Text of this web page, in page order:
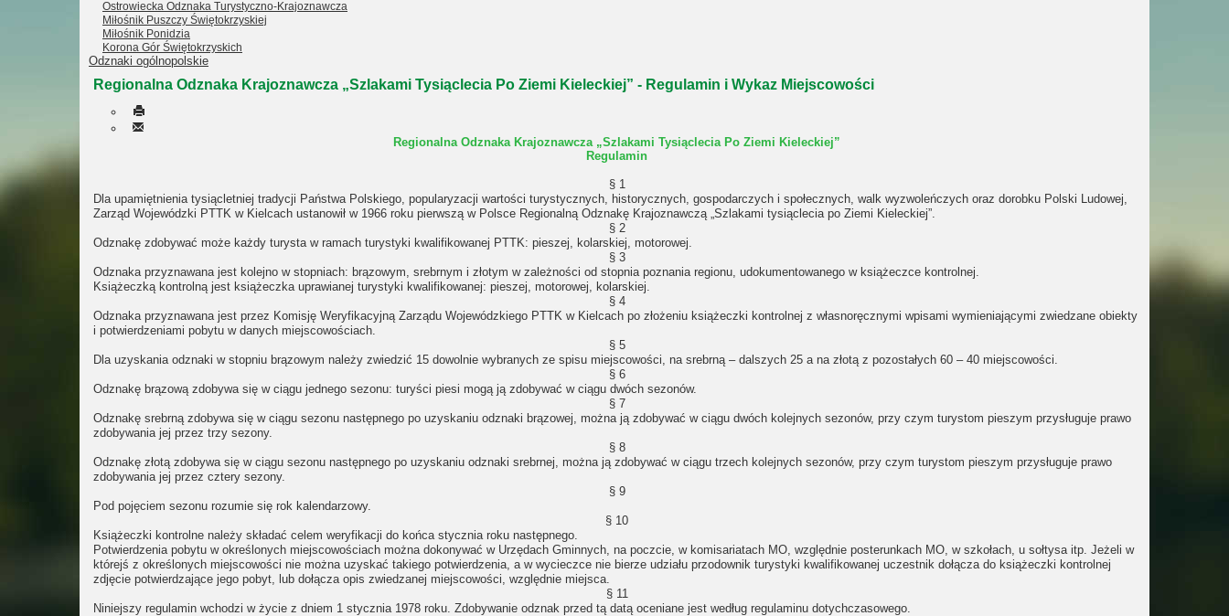
Ostrowiecka Odznaka Turystyczno-Krajoznawcza
Miłośnik Puszczy Świętokrzyskiej
Miłośnik Ponidzia
Korona Gór Świętokrzyskich
Odznaki ogólnopolskie
Regionalna Odznaka Krajoznawcza „Szlakami Tysiąclecia Po Ziemi Kieleckiej” - Regulamin i Wykaz Miejscowości
Regionalna Odznaka Krajoznawcza „Szlakami Tysiąclecia Po Ziemi Kieleckiej”
Regulamin
§ 1
Dla upamiętnienia tysiącletniej tradycji Państwa Polskiego, popularyzacji wartości turystycznych, historycznych, gospodarczych i społecznych, walk wyzwoleńczych oraz dorobku Polski Ludowej,
Zarząd Wojewódzki PTTK w Kielcach ustanowił w 1966 roku pierwszą w Polsce Regionalną Odznakę Krajoznawczą „Szlakami tysiąclecia po Ziemi Kieleckiej”.
§ 2
Odznakę zdobywać może każdy turysta w ramach turystyki kwalifikowanej PTTK: pieszej, kolarskiej, motorowej.
§ 3
Odznaka przyznawana jest kolejno w stopniach: brązowym, srebrnym i złotym w zależności od stopnia poznania regionu, udokumentowanego w książeczce kontrolnej.
Książeczką kontrolną jest książeczka uprawianej turystyki kwalifikowanej: pieszej, motorowej, kolarskiej.
§ 4
Odznaka przyznawana jest przez Komisję Weryfikacyjną Zarządu Wojewódzkiego PTTK w Kielcach po złożeniu książeczki kontrolnej z własnoręcznymi wpisami wymieniającymi zwiedzane obiekty
i potwierdzeniami pobytu w danych miejscowościach.
§ 5
Dla uzyskania odznaki w stopniu brązowym należy zwiedzić 15 dowolnie wybranych ze spisu miejscowości, na srebrną – dalszych 25 a na złotą z pozostałych 60 – 40 miejscowości.
§ 6
Odznakę brązową zdobywa się w ciągu jednego sezonu: turyści piesi mogą ją zdobywać w ciągu dwóch sezonów.
§ 7
Odznakę srebrną zdobywa się w ciągu sezonu następnego po uzyskaniu odznaki brązowej, można ją zdobywać w ciągu dwóch kolejnych sezonów, przy czym turystom pieszym przysługuje prawo
zdobywania jej przez trzy sezony.
§ 8
Odznakę złotą zdobywa się w ciągu sezonu następnego po uzyskaniu odznaki srebrnej, można ją zdobywać w ciągu trzech kolejnych sezonów, przy czym turystom pieszym przysługuje prawo
zdobywania jej przez cztery sezony.
§ 9
Pod pojęciem sezonu rozumie się rok kalendarzowy.
§ 10
Książeczki kontrolne należy składać celem weryfikacji do końca stycznia roku następnego.
Potwierdzenia pobytu w określonych miejscowościach można dokonywać w Urzędach Gminnych, na poczcie, w komisariatach MO, względnie posterunkach MO, w szkołach, u sołtysa itp. Jeżeli w
którejś z określonych miejscowości nie można uzyskać takiego potwierdzenia, a w wycieczce nie bierze udziału przodownik turystyki kwalifikowanej uczestnik dołącza do książeczki kontrolnej
zdjęcie potwierdzające jego pobyt, lub dołącza opis zwiedzanej miejscowości, względnie miejsca.
§ 11
Niniejszy regulamin wchodzi w życie z dniem 1 stycznia 1978 roku. Zdobywanie odznak przed tą datą oceniane jest według regulaminu dotychczasowego.